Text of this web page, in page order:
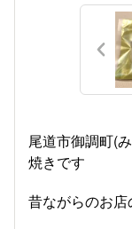
尾道市御調町(
焼きです
昔ながらのお